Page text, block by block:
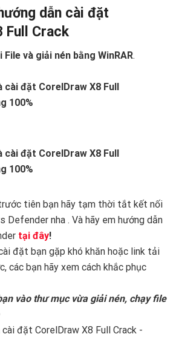
dẫn cài đặt
Full Crack
File và giải nén bằng WinRAR.
tiên bạn hãy tạm thời tắt kết nối
Defender nha . Và hãy em hướng dẫn
tại đây!
đặt bạn gặp khó khăn hoặc link tải
các bạn hãy xem cách khắc phục
vào thư mục vừa giải nén, chạy file